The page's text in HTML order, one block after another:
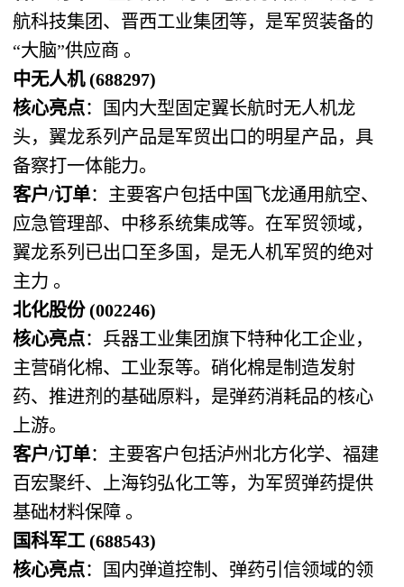
航科技集团、晋西工业集团等，是军贸装备的
“大脑”供应商 。
中无人机 (688297)
核心亮点：国内大型固定翼长航时无人机龙
头，翼龙系列产品是军贸出口的明星产品，具
备察打一体能力。
客户/订单：主要客户包括中国飞龙通用航空、
应急管理部、中移系统集成等。在军贸领域，
翼龙系列已出口至多国，是无人机军贸的绝对
主力 。
北化股份 (002246)
核心亮点：兵器工业集团旗下特种化工企业，
主营硝化棉、工业泵等。硝化棉是制造发射
药、推进剂的基础原料，是弹药消耗品的核心
上游。
客户/订单：主要客户包括泸州北方化学、福建
百宏聚纤、上海钧弘化工等，为军贸弹药提供
基础材料保障 。
国科军工 (688543)
核心亮点：国内弹道控制、弹药引信领域的领